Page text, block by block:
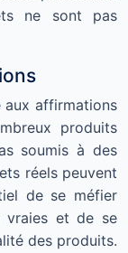
ne sont pas
affirmations
produits
soumis à des
réels peuvent
de se méfier
vraies et de se
des produits.